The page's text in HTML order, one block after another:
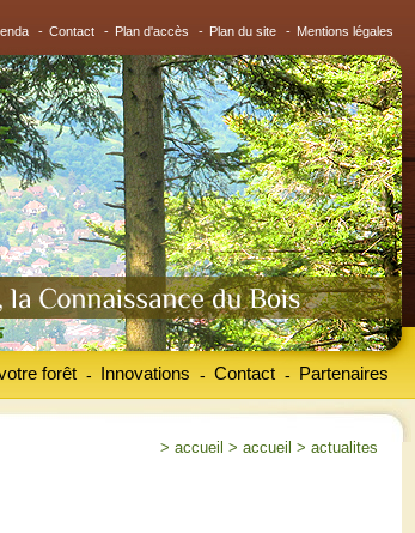
- Contact - Plan d'accès - Plan du site - Mentions légales
forêt Innovations
- Contact
- Partenaires
-
> accueil > accueil > actualites